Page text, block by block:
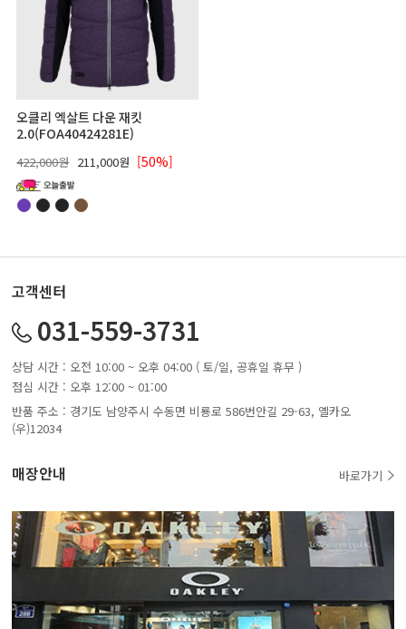
오클리 엑살트 다운 재킷
2.0(FOA40424281E)
422,000원 211,000원 [50%]
고객센터
031-559-3731
상담 시간 : 오전 10:00 ~ 오후 04:00 ( 토/일, 공휴일 휴무 )
점심 시간 : 오후 12:00 ~ 01:00
반품 주소 : 경기도 남양주시 수동면 비룡로 586번안길 29-63, 옐카오
(우)12034
매장안내 바로가기